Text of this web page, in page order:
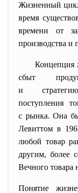
Жизненный
время
времени от
производства и
Концепция
сбыт
и
поступления
с рынка. Она
Левиттом в
любой товар
другим, более
Вечного товара
Понятие